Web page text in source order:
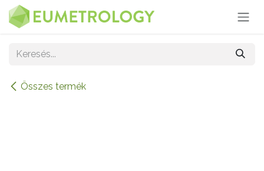
Kihagyás és továbblépés a tartalomhoz
Összes termék